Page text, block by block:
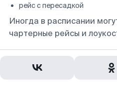
рейс с пересадкой
Иногда в расписании
чартерные рейсы и